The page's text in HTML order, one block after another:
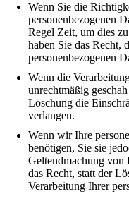
Wenn Sie die
personenbezogenen
Regel Zeit, um dies
haben Sie das Recht,
personenbezogenen
Wenn die
unrechtmäßig
Löschung die
verlangen.
Wenn wir Ihre
benötigen, Sie sie
Geltendmachung von
das Recht, statt der
Verarbeitung Ihrer